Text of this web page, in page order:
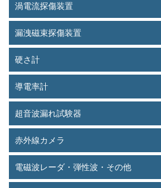
渦電流探傷装置
漏洩磁束探傷装置
硬さ計
導電率計
超音波漏れ試験器
赤外線カメラ
電磁波レーダ・弾性波・その他